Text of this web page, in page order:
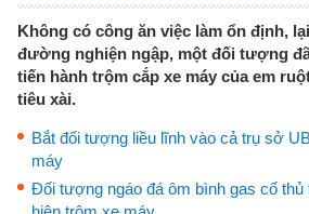
Không có công ăn việc làm ổn định,
đường nghiện ngập, một đối tượng
tiến hành trộm cắp xe máy của em
tiêu xài.
Bắt đối tượng liều lĩnh vào cả trụ sở
máy
Đối tượng ngáo đá ôm bình gas cố thủ